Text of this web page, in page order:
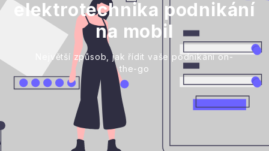
elektrotechnika podnikání
na mobil
Největší způsob, jak řídit vaše podnikání on-
the-go